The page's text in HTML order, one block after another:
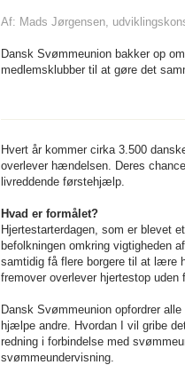
Af: Mads Jørgensen,
Dansk Svømmeunion bakker op
medlemsklubber til at gøre det
Hvert år kommer cirka 3.500
overlever hændelsen. Deres
livreddende førstehjælp.
Hvad er formålet?
Hjertestarterdagen, som er blevet
befolkningen omkring vigtigheden
samtidig få flere borgere til at lære
fremover overlever hjertestop uden
Dansk Svømmeunion opfordrer
hjælpe andre. Hvordan I vil gribe
redning i forbindelse med
svømmeundervisning.